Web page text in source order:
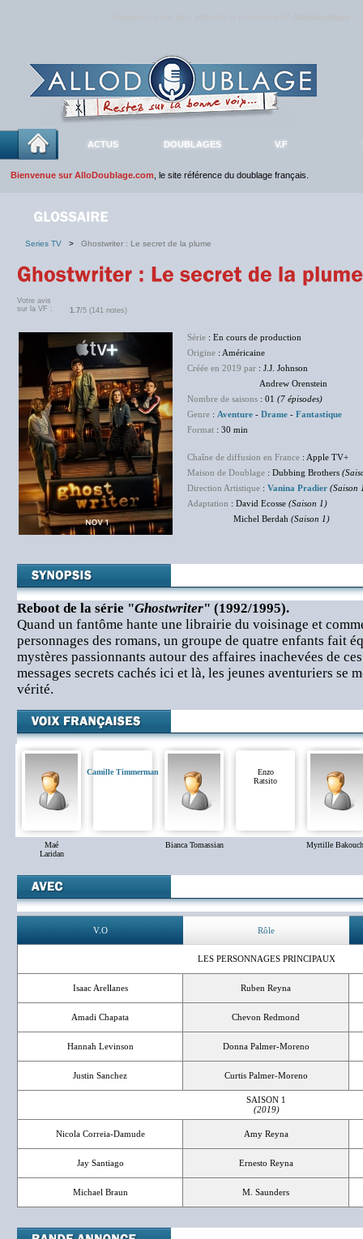
ACTUS DOUBLAGES V.F
Bienvenue sur AlloDoublage.com , le site référence du doublage français.
Series TV > Ghostwriter : Le secret de la plume
Votre avis
sur la VF :
1.7/5 (141 notes)
Série : En cours de production
Origine : Américaine
Créée en 2019 par : J.J. Johnson
Andrew Orenstein
Nombre de saisons : 01 (7 épisodes)
Genre : Aventure - Drame - Fantastique
Format : 30 min
Chaîne de diffusion en France : Apple TV+
Maison de Doublage : Dubbing Brothers
Direction Artistique : Vanina Pradier (Saison
Adaptation : David Ecosse (Saison 1)
Michel Berdah (Saison 1)
Reboot de la série "Ghostwriter" (1992/1995).
Quand un fantôme hante une librairie du voisinage et
personnages des romans, un groupe de quatre enfants fait
mystères passionnants autour des affaires inachevées de
messages secrets cachés ici et là, les jeunes aventuriers se
vérité.
Maé
Laridan
Camille Timmerman
Bianca Tomassian
Enzo
Ratsito
Myrtille
V.O Rôle
LES PERSONNAGES PRINCIPAUX
Isaac Arellanes Ruben Reyna
Amadi Chapata Chevon Redmond
Hannah Levinson Donna Palmer-Moreno
Justin Sanchez Curtis Palmer-Moreno
SAISON 1
(2019)
Nicola Correia-Damude Amy Reyna
Jay Santiago Ernesto Reyna
Michael Braun M. Saunders